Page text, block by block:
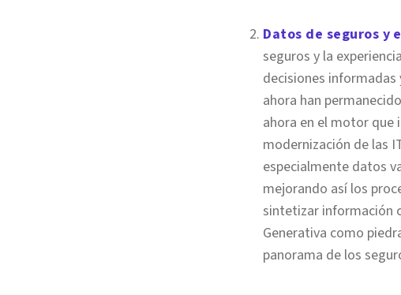
Datos de seguros y
seguros y la
decisiones
ahora han
ahora en el motor que
modernización de las
especialmente datos
mejorando así los
sintetizar información
Generativa como
panorama de los